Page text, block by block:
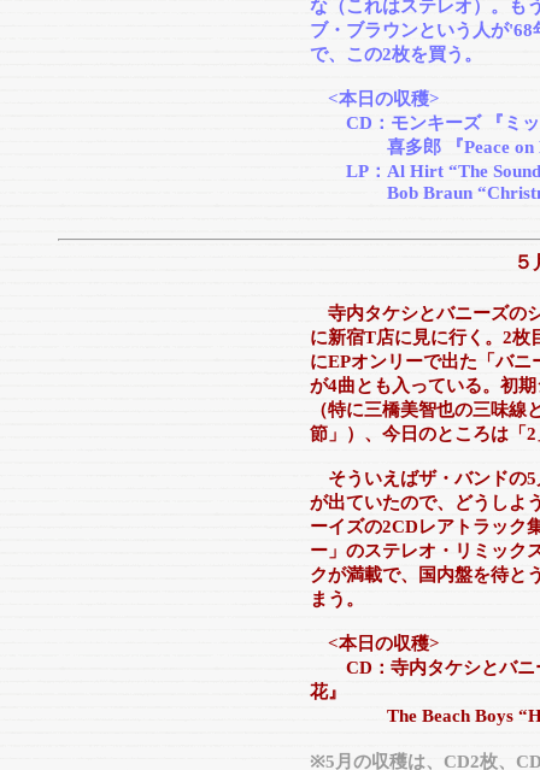
な（これはステレオ）。も
ブ・ブラウンという人が
で、この2枚を買う。
<本日の収穫>
CD：モンキーズ 『ミッ
喜多郎 『Peace on
LP：Al Hirt “The Sound
Bob Braun
寺内タケシとバニーズの
に新宿T店に見に行く。2枚
にEPオンリーで出た「バ
が4曲とも入っている。初
（特に三橋美智也の三味
節」）、今日のところは「
そういえばザ・バンドの5
が出ていたので、どうしよ
ーイズの2CDレアトラック
ー」のステレオ・リミック
クが満載で、国内盤を待と
まう。
<本日の収穫>
CD：寺内タケシとバニ
花』
The Beach Boys
※5月の収穫は、CD2枚、